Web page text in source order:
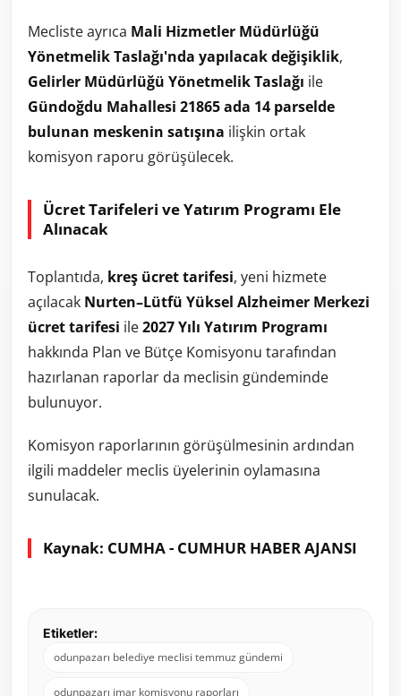
Mecliste ayrıca Mali Hizmetler Müdürlüğü
Yönetmelik Taslağı'nda yapılacak değişiklik,
Gelirler Müdürlüğü Yönetmelik Taslağı ile
Gündoğdu Mahallesi 21865 ada 14 parselde
bulunan meskenin satışına ilişkin ortak
komisyon raporu görüşülecek.
Ücret Tarifeleri ve Yatırım Programı Ele
Alınacak
Toplantıda, kreş ücret tarifesi, yeni hizmete
açılacak Nurten–Lütfü Yüksel Alzheimer Merkezi
ücret tarifesi ile2027 Yılı Yatırım Programı
hakkında Plan ve Bütçe Komisyonu tarafından
hazırlanan raporlar da meclisin gündeminde
bulunuyor.
Komisyon raporlarının görüşülmesinin ardından
ilgili maddeler meclis üyelerinin oylamasına
sunulacak.
Kaynak: CUMHA - CUMHUR HABER AJANSI
Etiketler:
odunpazarı belediye meclisi temmuz gündemi
odunpazarı imar komisyonu raporları